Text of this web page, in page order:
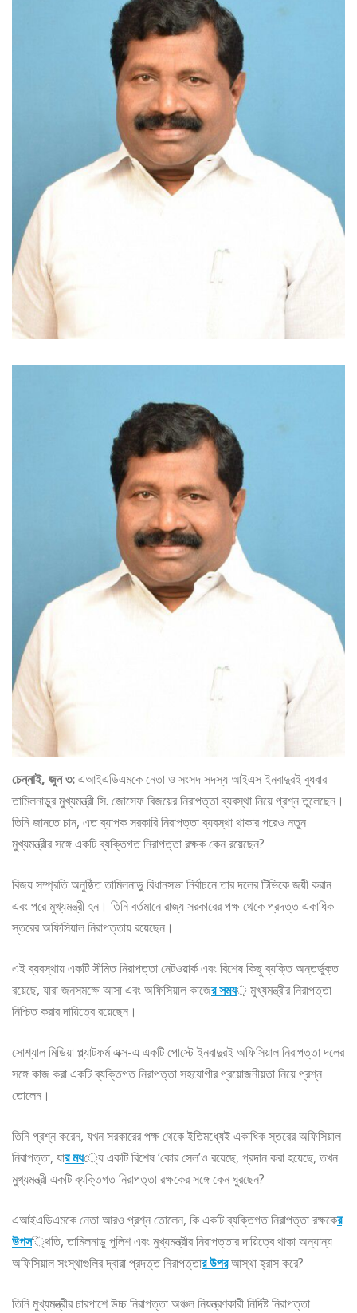
চেন্নাই, জুন ৩:এআইএডিএমকে নেতা ও সংসদ সদস্য আইএস ইনবাদুরই বুধবার
তামিলনাড়ুর মুখ্যমন্ত্রী সি. জোসেফ বিজয়ের নিরাপত্তা ব্যবস্থা নিয়ে প্রশ্ন তুলেছেন।
তিনি জানতে চান, এত ব্যাপক সরকারি নিরাপত্তা ব্যবস্থা থাকার পরেও নতুন
মুখ্যমন্ত্রীর সঙ্গে একটি ব্যক্তিগত নিরাপত্তা রক্ষক কেন রয়েছেন?
বিজয় সম্প্রতি অনুষ্ঠিত তামিলনাড়ু বিধানসভা নির্বাচনে তার দলের টিভিকে জয়ী করান
এবং পরে মুখ্যমন্ত্রী হন। তিনি বর্তমানে রাজ্য সরকারের পক্ষ থেকে প্রদত্ত একাধিক
স্তরের অফিসিয়াল নিরাপত্তায় রয়েছেন।
এই ব্যবস্থায় একটি সীমিত নিরাপত্তা নেটওয়ার্ক এবং বিশেষ কিছু ব্যক্তি অন্তর্ভুক্ত
রয়েছে, যারা জনসমক্ষে আসা এবং অফিসিয়াল কাজের সময় মুখ্যমন্ত্রীর নিরাপত্তা
নিশ্চিত করার দায়িত্বে রয়েছেন।
সোশ্যাল মিডিয়া প্ল্যাটফর্ম এক্স-এ একটি পোস্টে ইনবাদুরই অফিসিয়াল নিরাপত্তা দলের
সঙ্গে কাজ করা একটি ব্যক্তিগত নিরাপত্তা সহযোগীর প্রয়োজনীয়তা নিয়ে প্রশ্ন
তোলেন।
তিনি প্রশ্ন করেন, যখন সরকারের পক্ষ থেকে ইতিমধ্যেই একাধিক স্তরের অফিসিয়াল
নিরাপত্তা, যার মধ্যে একটি বিশেষ ‘কোর সেল’ও রয়েছে, প্রদান করা হয়েছে, তখন
মুখ্যমন্ত্রী একটি ব্যক্তিগত নিরাপত্তা রক্ষকের সঙ্গে কেন ঘুরছেন?
এআইএডিএমকে নেতা আরও প্রশ্ন তোলেন, কি একটি ব্যক্তিগত নিরাপত্তা রক্ষকের
উপস্থিতি, তামিলনাড়ু পুলিশ এবং মুখ্যমন্ত্রীর নিরাপত্তার দায়িত্বে থাকা অন্যান্য
অফিসিয়াল সংস্থাগুলির দ্বারা প্রদত্ত নিরাপত্তার উপরআস্থা হ্রাস করে?
তিনি মুখ্যমন্ত্রীর চারপাশে উচ্চ নিরাপত্তা অঞ্চল নিয়ন্ত্রণকারী নির্দিষ্ট নিরাপত্তা